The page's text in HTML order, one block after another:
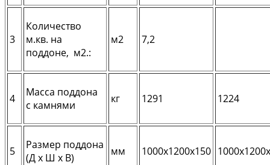
3
Количество
м.кв. на
поддоне, м2.:
м2 7,2
4
Масса поддона
с камнями
кг 1291 1224
5
Размер поддона
(Д х Ш х В)
мм 1000х1200х150